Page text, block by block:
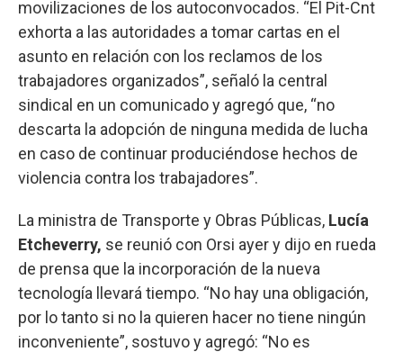
movilizaciones de los autoconvocados. “El Pit-Cnt
exhorta a las autoridades a tomar cartas en el
asunto en relación con los reclamos de los
trabajadores organizados”, señaló la central
sindical en un comunicado y agregó que, “no
descarta la adopción de ninguna medida de lucha
en caso de continuar produciéndose hechos de
violencia contra los trabajadores”.
La ministra de Transporte y Obras Públicas, Lucía
Etcheverry, se reunió con Orsi ayer y dijo en rueda
de prensa que la incorporación de la nueva
tecnología llevará tiempo. “No hay una obligación,
por lo tanto si no la quieren hacer no tiene ningún
inconveniente”, sostuvo y agregó: “No es